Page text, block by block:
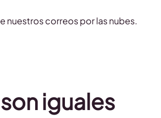
nuestros correos por las nubes.
iguales